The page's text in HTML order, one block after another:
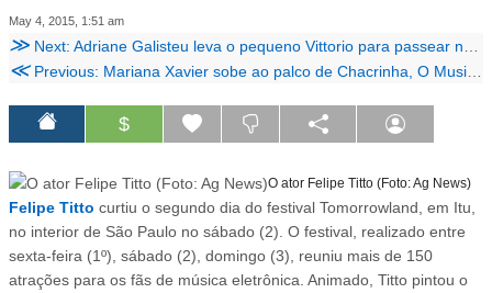
May 4, 2015, 1:51 am
≫ Next: Adriane Galisteu leva o pequeno Vittorio para passear na praia de Copacabana
≪Previous: Mariana Xavier sobe ao palco de Chacrinha, O Musical e tieta Léo Bahia
$
O ator Felipe Titto (Foto: Ag News)
Felipe Titto curtiu o segundo dia do festival Tomorrowland, em Itu,
no interior de São Paulo no sábado (2). O festival, realizado entre
sexta-feira (1º), sábado (2), domingo (3), reuniu mais de 150
atrações para os fãs de música eletrônica. Animado, Titto pintou o